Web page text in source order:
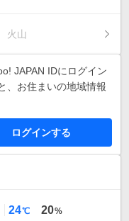
火山
JAPAN IDにログイン
、お住まいの地域情報
ログインする
最
24℃ 20%